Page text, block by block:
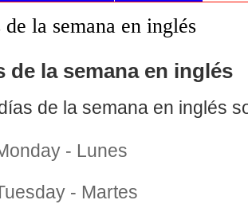
de la semana en inglés
de la semana en inglés
de la semana en inglés
- Lunes
- Martes